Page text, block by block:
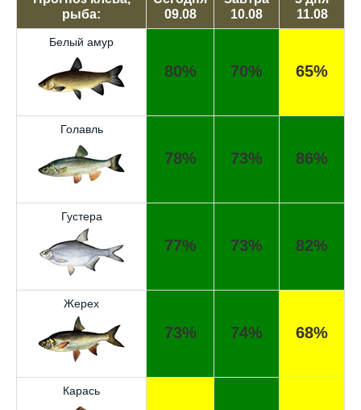
рыба:
09.08
10.08
11.08
Белый амур
80% 70% 65%
Голавль
78% 73% 86%
Густера
77% 73% 82%
Жерех
73% 74% 68%
Карась